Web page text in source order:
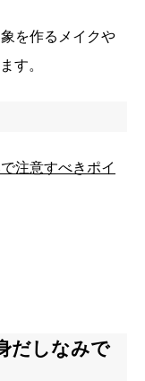
を作るメイクや
す。
注意すべきポイ
だしなみで